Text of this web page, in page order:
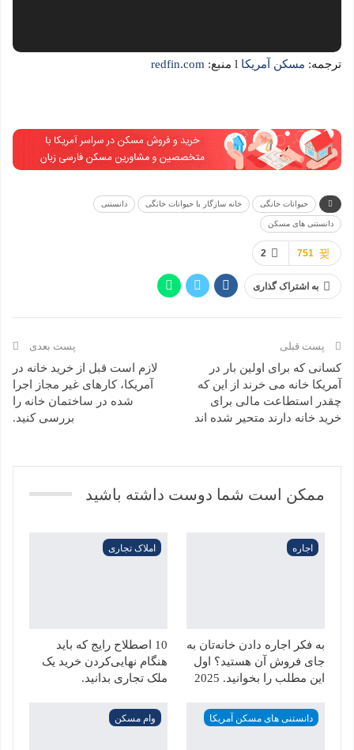
ترجمه: مسکن آمریکا
حیوانات خانگی خانه سازگار با حیوانات خانگی دانستنی
دانستنی های مسکن
2 751
به اشتراک گذاری
پست قبلی
کسانی که برای اولین بار در
آمریکا خانه می خرند از این که
چقدر استطاعت مالی برای
خرید خانه دارند متحیر شده اند
پست بعدی
لازم است قبل از خرید خانه در
آمریکا، کارهای غیر مجاز اجرا
شده در ساختمان خانه را
بررسی کنید.
ممکن است شما دوست داشته باشید
اجاره
به فکر اجاره دادن خانه‌تان به
جای فروش آن هستید؟ اول
این مطلب را بخوانید. 2025
املاک تجاری
10 اصطلاح رایج که باید
هنگام نهایی‌کردن خرید یک
ملک تجاری بدانید.
دانستنی های مسکن آمریکا وام مسکن